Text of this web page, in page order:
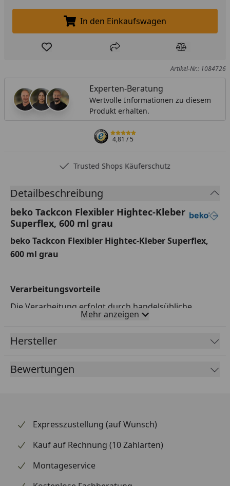
In den Einkaufswagen legen
In den Einkaufswagen
Produkt zur Wunschliste hinzufügen
Teilen Produkt
Artikel-Nr.: 1084726
Experten-Beratung
Wertvolle Informationen zu diesem
Produkt erhalten.
4,81/ 5
Trusted Shops Käuferschutz
Detailbeschreibung
beko Tackcon Flexibler Hightec-Kleber
Superflex, 600 ml grau
beko Tackcon Flexibler Hightec-Kleber Superflex,
600 ml grau
Verarbeitungsvorteile
Die Verarbeitung erfolgt durch handelsübliche
Kartuschenpressen, ist glättbar mit beko
reagiert mit Feuchtigkeit und härtet schnell aus
Kombinationsverklebung mit Metallen, Keramik,
Spiegel, Stein, Kunststoff, Holzleisten, Dekorplatten
und vieles mehr, Schiffsbau
Mehr anzeigen
Hersteller
Bewertungen
Expresszustellung (auf Wunsch)
Kauf auf Rechnung (10 Zahlarten)
Montageservice